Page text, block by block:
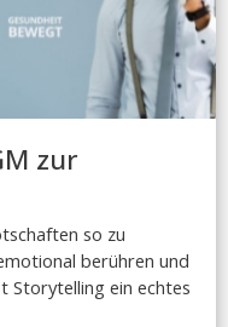
zur
so zu
berühren und
Storytelling ein echtes